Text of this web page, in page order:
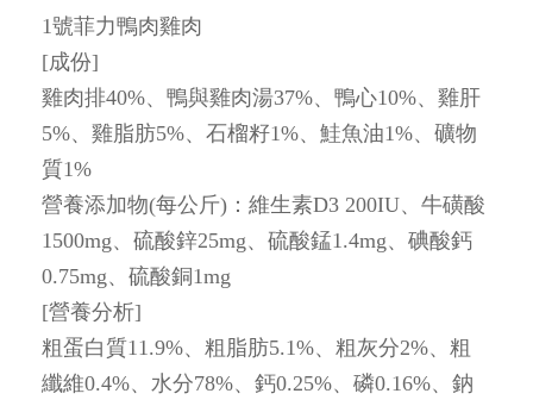
1號菲力鴨肉雞肉
[成份]
雞肉排40%、鴨與雞肉湯37%、鴨心10%、雞肝
5%、雞脂肪5%、石榴籽1%、鮭魚油1%、礦物
質1%
營養添加物(每公斤)：維生素D3 200IU、牛磺酸
1500mg、硫酸鋅25mg、硫酸錳1.4mg、碘酸鈣
0.75mg、硫酸銅1mg
[營養分析]
粗蛋白質11.9%、粗脂肪5.1%、粗灰分2%、粗
纖維0.4%、水分78%、鈣0.25%、磷0.16%、鈉